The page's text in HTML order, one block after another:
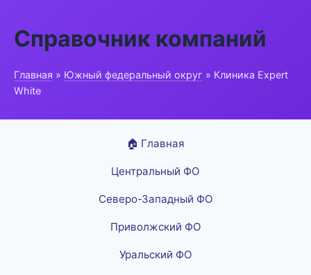
Справочник компаний
Главная » Южный федеральный округ » Клиника Expert
White
🏠 Главная
Центральный ФО
Северо-Западный ФО
Приволжский ФО
Уральский ФО